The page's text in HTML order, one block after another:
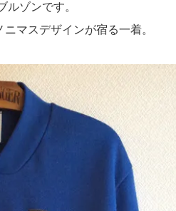
ゾンです。
マスデザインが宿る一着。